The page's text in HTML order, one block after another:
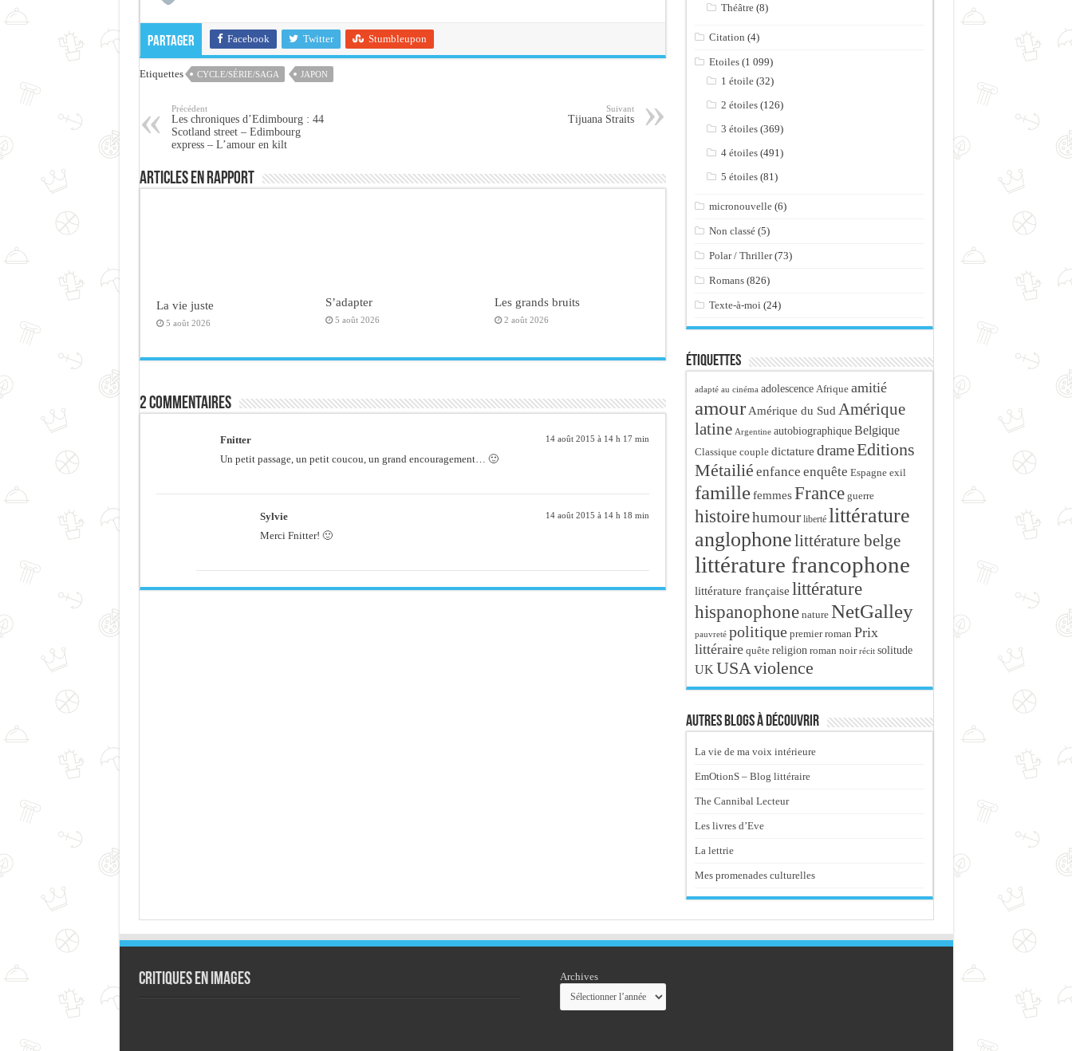
Partager Facebook Twitter Stumbleupon
Etiquettes CYCLE/SÉRIE/SAGA JAPON
Précédent
Les chroniques d’Edimbourg : 44
Scotland street – Edimbourg
express – L’amour en kilt
Suivant
Tijuana Straits
Articles en rapport
La vie juste
5 août 2026
S’adapter
5 août 2026
Les grands bruits
2 août 2026
2 commentaires
Fnitter 14 août 2015 à 14 h 17 min
Un petit passage, un petit coucou, un grand encouragement… 🙂
Sylvie 14 août 2015 à 14 h 18 min
Merci Fnitter! 🙂
Théâtre (8)
Citation (4)
Etoiles (1 099)
1 étoile (32)
2 étoiles (126)
3 étoiles (369)
4 étoiles (491)
5 étoiles (81)
micronouvelle (6)
Non classé (5)
Polar / Thriller(73)
Romans (826)
Texte-à-moi (24)
Étiquettes
adapté au cinéma adolescence Afrique amitié
amour Amérique du Sud Amérique
latine Argentine autobiographique Belgique
Classique couple dictature drameEditions
Métailié enfance enquête Espagne exil
famille femmes France guerre
histoirehumour liberté littérature
anglophonelittérature belge
littérature francophone
littérature française littérature
hispanophone nature NetGalley
pauvreté politique premier roman Prix
littéraire quête religion roman noir récit solitude
UK USA violence
Autres blogs à découvrir
La vie de ma voix intérieure
EmOtionS – Blog littéraire
The Cannibal Lecteur
Les livres d’Eve
La lettrie
Mes promenades culturelles
Critiques en images Archives